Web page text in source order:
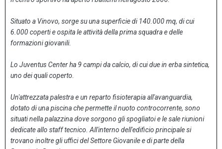
Situato a Vinovo, sorge su una superficie di 140.000 mq, di cui
6.000 coperti e ospita le attività della prima squadra e delle
formazioni giovanili.
Lo Juventus Center ha 9 campi da calcio, di cui due in erba sintetica,
uno dei quali coperto.
Un'attrezzata palestra e un reparto fisioterapia all'avanguardia,
dotato di una piscina che permette il nuoto controcorrente, sono
situati nella palazzina dove sorgono gli spogliatoi e le sale riunioni
dedicate allo staff tecnico. All'interno dell'edificio principale si
trovano inoltre gli uffici del Settore Giovanile e di parte della